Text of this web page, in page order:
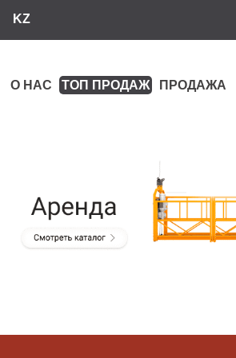
KZ
О НАС ТОП ПРОДАЖ ПРОДАЖА